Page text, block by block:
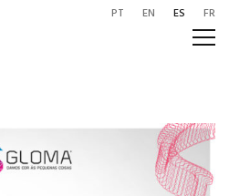
PT EN ES FR